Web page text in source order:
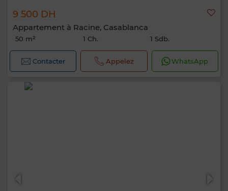
9 500 DH
Appartement à Racine, Casablanca
50 m² 1 Ch. 1 Sdb.
Contacter Appelez WhatsApp